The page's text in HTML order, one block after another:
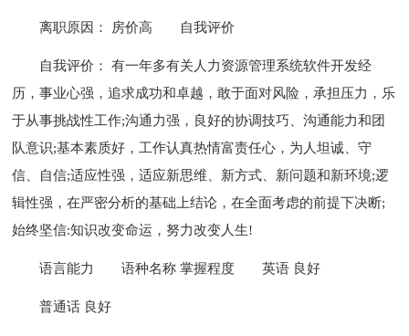
离职原因： 房价高 自我评价
自我评价： 有一年多有关人力资源管理系统软件开发经
历，事业心强，追求成功和卓越，敢于面对风险，承担压力，乐
于从事挑战性工作;沟通力强，良好的协调技巧、沟通能力和团
队意识;基本素质好，工作认真热情富责任心，为人坦诚、守
信、自信;适应性强，适应新思维、新方式、新问题和新环境;逻
辑性强，在严密分析的基础上结论，在全面考虑的前提下决断;
始终坚信:知识改变命运，努力改变人生!
语言能力 语种名称 掌握程度 英语 良好
普通话 良好